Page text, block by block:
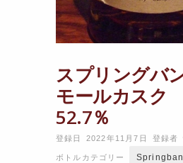
スプリングバ
モールカス
52.7％
登録日 2022年11月7日 登録者
ボトルカテゴリー